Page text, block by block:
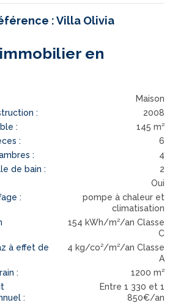
: Villa Olivia
en
Maison
:
2008
:
145 m²
:
6
:
4
de bain :
2
Oui
:
pompe à chaleur et
climatisation
154 kWh/m²/an Classe
C
à effet de
4 kg/co²/m²/an Classe
A
:
1200 m²
:
Entre 1 330 et 1
850€/an